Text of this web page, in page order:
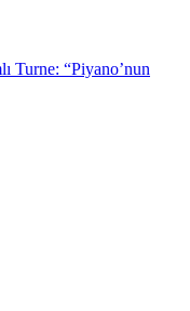
Turne: “Piyano’nun